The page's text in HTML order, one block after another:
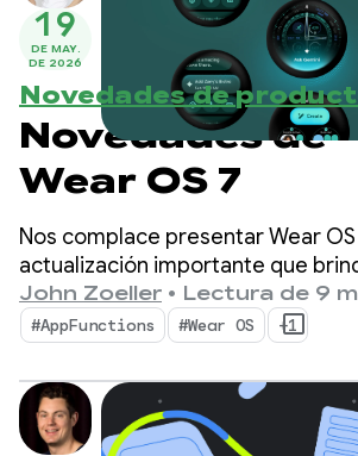
19
DE MAY.
DE 2026
Novedades de
Novedades de
Wear OS 7
Nos complace presentar Wear OS
actualización importante que
era de eficiencia energética e
usuarios y desarrolladores.
John Zoeller • Lectura de 9
#AppFunctions #Wear OS +1